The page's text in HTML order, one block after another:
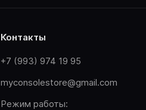
контакты
+7 (993) 974 19 95
myconsolestore@gmail.com
Режим работы: